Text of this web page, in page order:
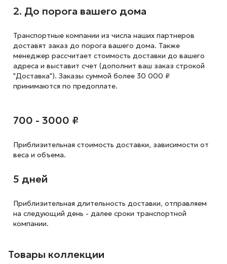
2. До порога вашего дома
Транспортные компании из числа наших партнеров
доставят заказ до порога вашего дома. Также
менеджер рассчитает стоимость доставки до вашего
адреса и выставит счет (дополнит ваш заказ строкой
"Доставка"). Заказы суммой более 30 000 ₽
принимаются по предоплате.
700 - 3000 ₽
Приблизительная стоимость доставки, зависимости от
веса и объема.
5 дней
Приблизительная длительность доставки, отправляем
на следующий день - далее сроки транспортной
компании.
Товары коллекции